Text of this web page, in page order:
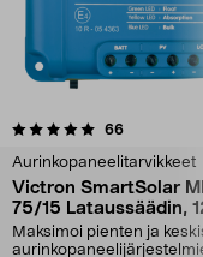
66arvostelut
Aurinkopaneelitarvikkeet
Victron SmartSolar
75/15 Lataussäädin,
24 V
Maksimoi pienten ja
5.0viidestä